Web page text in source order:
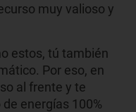
muy valioso y
estos, tú también
Por eso, en
al frente y te
energías 100%